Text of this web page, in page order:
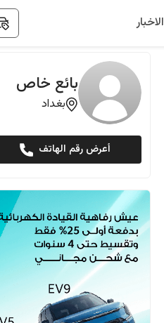
الاخبار
بائع خاص
بغداد
أعرض رقم الهاتف